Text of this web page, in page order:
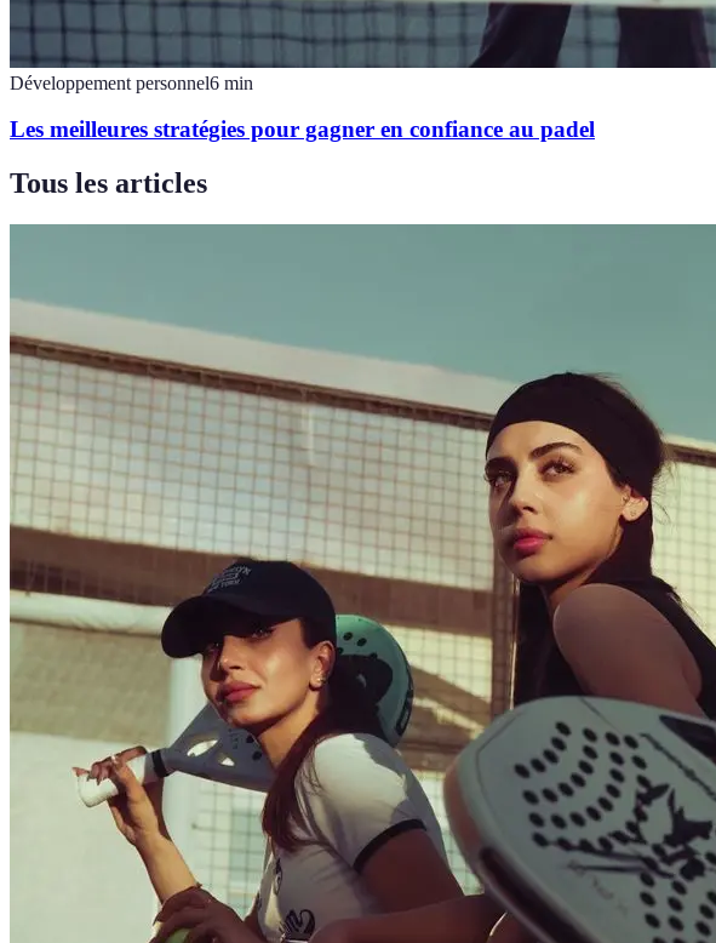
Développement personnel6 min
Les meilleures stratégies pour gagner en confiance au padel
Tous les articles